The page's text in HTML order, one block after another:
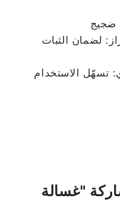
ضجيج
لضمان الثبات
تسهّل الاستخدام
"غسالة